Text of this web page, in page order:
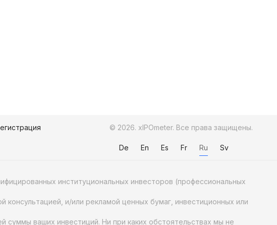
© 2026. xIPOmeter. Все права защищены.
De En Es Fr Ru Sv
институциональных инвесторов (профессиональных
и/или рекламой ценных бумаг, инвестиционных или
суммы ваших инвестиций. Ни при каких обстоятельствах мы не